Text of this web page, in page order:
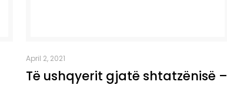
April 2, 2021
Të ushqyerit gjatë shtatzënisë –